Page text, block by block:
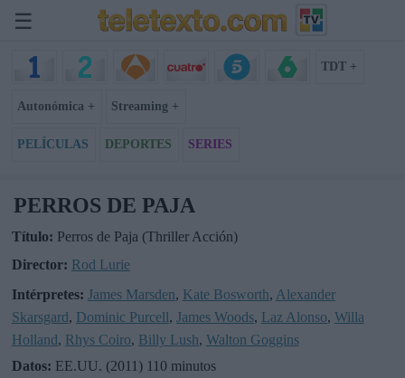
☰
TDT +
Autonómica + Streaming +
PELÍCULAS DEPORTES SERIES
PERROS DE PAJA
Título: Perros de Paja (Thriller Acción)
Director: Rod Lurie
Intérpretes: James Marsden, Kate Bosworth, Alexander
Skarsgard, Dominic Purcell, James Woods, Laz Alonso, Willa
Holland, Rhys Coiro, Billy Lush, Walton Goggins
Datos: EE.UU. (2011) 110 minutos